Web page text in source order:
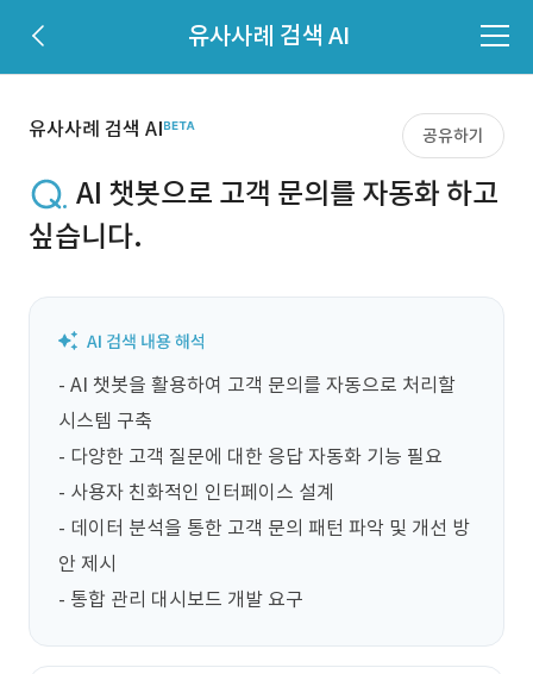
유사사례 검색 AI
유사사례 검색 AI 공유하기
AI 챗봇으로 고객 문의를 자동화 하고
싶습니다.
- AI 챗봇을 활용하여 고객 문의를 자동으로 처리할
시스템 구축
- 다양한 고객 질문에 대한 응답 자동화 기능 필요
- 사용자 친화적인 인터페이스 설계
- 데이터 분석을 통한 고객 문의 패턴 파악 및 개선 방
안 제시
- 통합 관리 대시보드 개발 요구